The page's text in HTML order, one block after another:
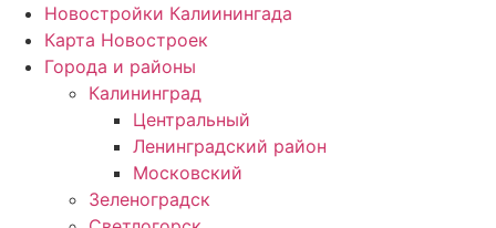
Новостройки Калиинингада
Карта Новостроек
Города и районы
Калининград
Центральный
Ленинградский район
Московский
Зеленоградск